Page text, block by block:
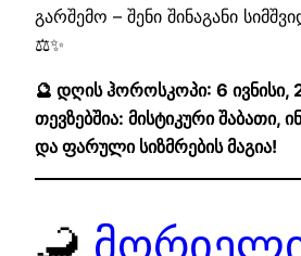
გარშემო – შენი შინაგანი
⚖️✨
🔮 დღის ჰოროსკოპი: 6 ივნისი,
თევზებშია: მისტიკური შაბათი,
და ფარული სიზმრების მაგია!